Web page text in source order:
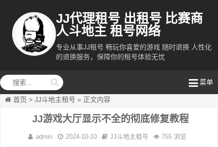
JJ代理租号 出租号 比赛商
人斗地主 租号网络
专业从事JJ租号 畅玩你喜爱的游戏 随时退换 人性化
的退换服务，保障你的租号体验无忧
菜单
首页 > JJ斗地主租号 » 正文内容
JJ游戏大厅显示不全的彻底修复教程
admin 2024-10-10 JJ斗地主租号 755 浏览